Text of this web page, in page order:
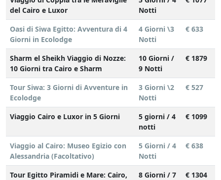
cosa sogni per questo viaggio e aiutarti a costruirlo insieme
Il viaggio dei tuoi sogni inizia con una semplice
richiesta.
del Cairo e Luxor
Notti
Oasi di Siwa Egitto: Avventura di 4
Giorni in Ecolodge
4 Giorni \3
Notti
€ 633
Sharm el Sheikh Viaggio di Nozze:
10 Giorni tra Cairo e Sharm
10 Giorni /
9 Notti
€ 1879
Tour Siwa: 3 Giorni di Avventure in
Ecolodge
3 Giorni \2
Notti
€ 527
Viaggio Cairo e Luxor in 5 Giorni
5 giorni / 4
notti
€ 1099
Viaggio al Cairo: Museo Egizio con
Alessandria (Facoltativo)
5 Giorni / 4
Notti
€ 638
Tour Egitto Piramidi e Mare: Cairo,
8 Giorni / 7
€ 1304